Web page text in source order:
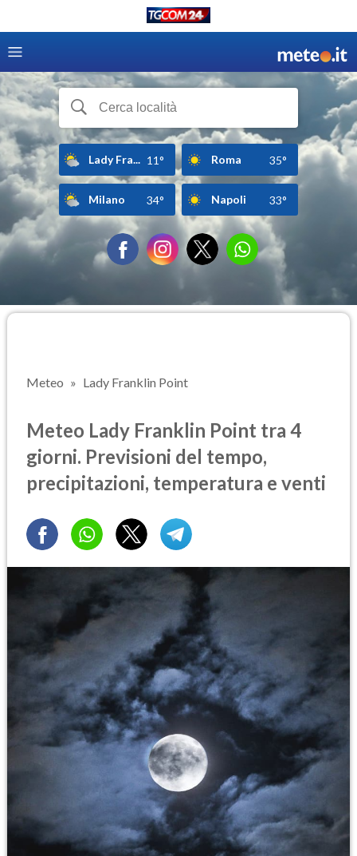
Lady Fra... 11° Roma 35°
Milano 34° Napoli 33°
Meteo Lady Franklin Point
Meteo Lady Franklin Point tra 4
giorni. Previsioni del tempo,
precipitazioni, temperatura e venti